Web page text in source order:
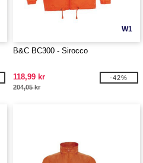
W1
B&C BC300 - Sirocco
118,99 kr
204,05 kr
-42%